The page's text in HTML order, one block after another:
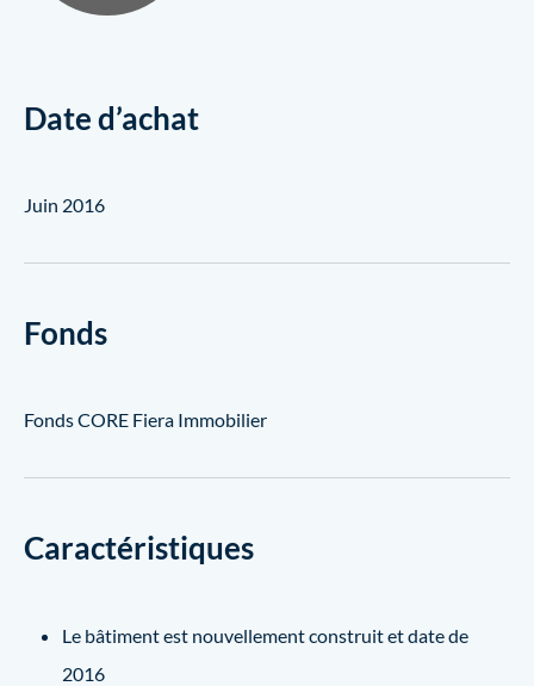
Date d’achat
Juin 2016
Fonds
Fonds CORE Fiera Immobilier
Caractéristiques
Le bâtiment est nouvellement construit et date de
2016